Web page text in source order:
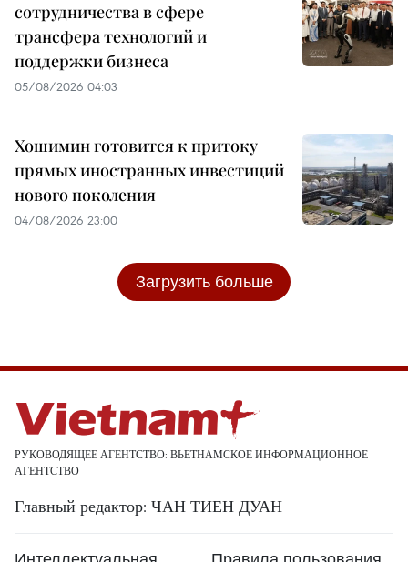
сотрудничества в сфере
трансфера технологий и
поддержки бизнеса
05/08/2026 04:03
Хошимин готовится к притоку
прямых иностранных инвестиций
нового поколения
04/08/2026 23:00
Загрузить больше
РУКОВОДЯЩЕЕ АГЕНТСТВО: ВЬЕТНАМСКОЕ ИНФОРМАЦИОННОЕ
АГЕНТСТВО
Главный редактор: ЧАН ТИЕН ДУАН